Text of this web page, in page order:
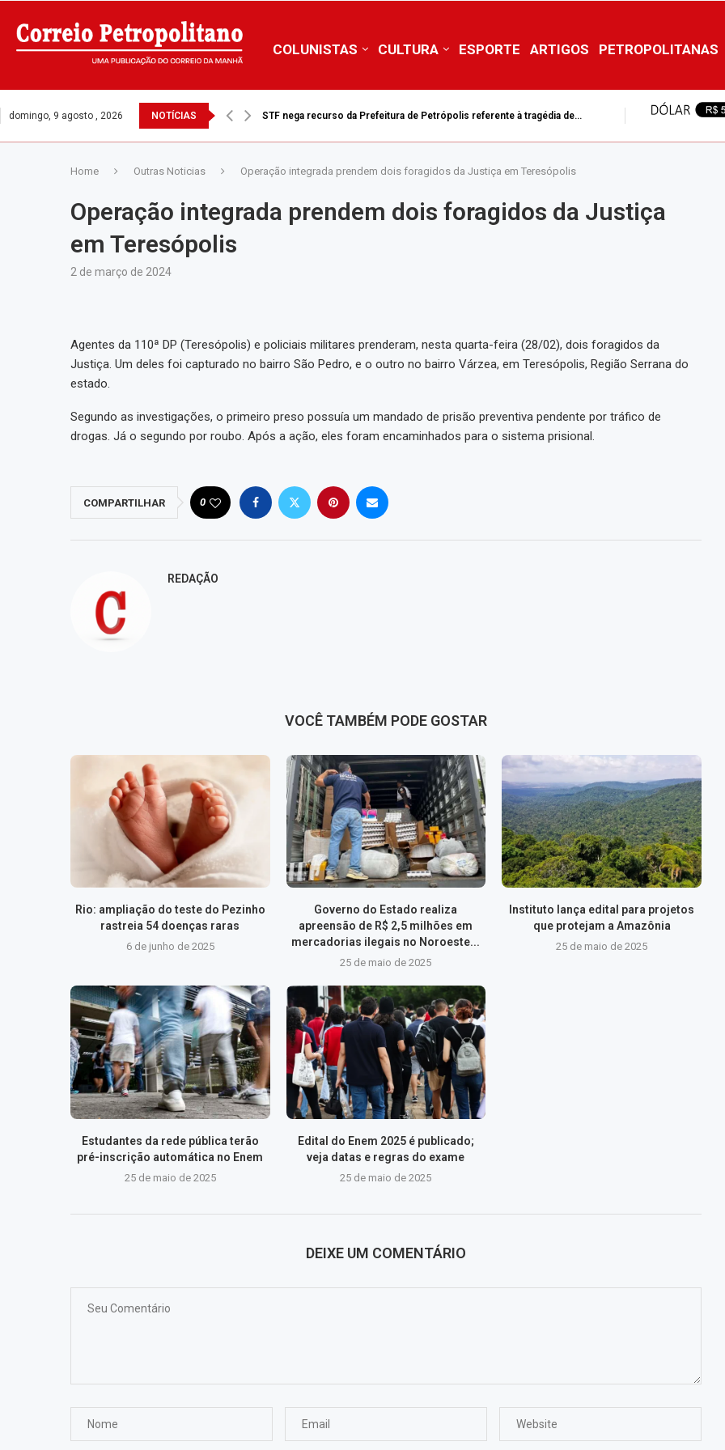
COLUNISTAS CULTURA ESPORTE ARTIGOS PETROPOLITANAS
domingo, 9 agosto , 2026 NOTÍCIAS STF nega recurso da Prefeitura de Petrópolis referente à tragédia de...
Ventos fortes: Prefeitura de Petrópolis suspende aulas da rede municipal nesta...
Home Outras Noticias Operação integrada prendem dois foragidos da Justiça em Teresópolis
Operação integrada prendem dois foragidos da Justiça
em Teresópolis
2 de março de 2024
Agentes da 110ª DP (Teresópolis) e policiais militares prenderam, nesta quarta-feira (28/02), dois foragidos da
Justiça. Um deles foi capturado no bairro São Pedro, e o outro no bairro Várzea, em Teresópolis, Região Serrana do
estado.
Segundo as investigações, o primeiro preso possuía um mandado de prisão preventiva pendente por tráfico de
drogas. Já o segundo por roubo. Após a ação, eles foram encaminhados para o sistema prisional.
COMPARTILHAR 0
REDAÇÃO
VOCÊ TAMBÉM PODE GOSTAR
Rio: ampliação do teste do Pezinho
rastreia 54 doenças raras
6 de junho de 2025
Governo do Estado realiza
apreensão de R$ 2,5 milhões em
mercadorias ilegais no Noroeste...
25 de maio de 2025
Instituto lança edital para projetos
que protejam a Amazônia
25 de maio de 2025
Estudantes da rede pública terão
pré-inscrição automática no Enem
25 de maio de 2025
Edital do Enem 2025 é publicado;
veja datas e regras do exame
25 de maio de 2025
DEIXE UM COMENTÁRIO